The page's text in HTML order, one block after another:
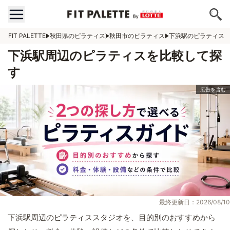
FIT PALETTE 秋田県のピラティス 秋田市のピラティス 下浜駅のピラティス
下浜駅周辺のピラティスを比較して探
す
最終更新日：2026/08/10
下浜駅周辺のピラティススタジオを、目的別のおすすめから